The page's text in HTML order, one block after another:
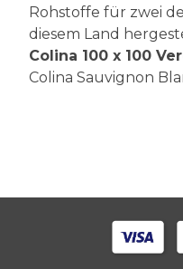
Rohstoffe für zwei
diesem Land
Colina 100 x 100
Colina Sauvignon